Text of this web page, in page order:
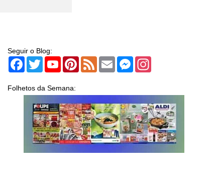
Seguir o Blog:
Facebook
TwitterYouTubePinterest
Feed Email Messenger
Folhetos da Semana: